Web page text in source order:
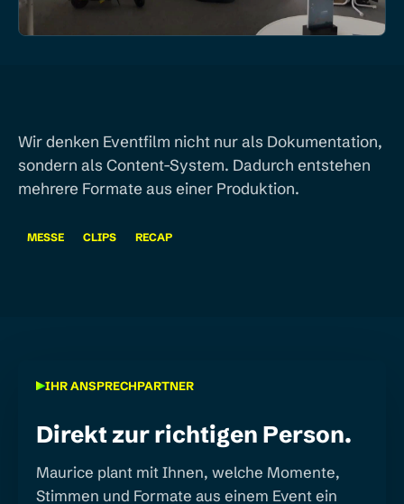
Wir denken Eventfilm nicht nur als Dokumentation,
sondern als Content-System. Dadurch entstehen
mehrere Formate aus einer Produktion.
MESSE CLIPS RECAP
IHR ANSPRECHPARTNER
Direkt zur richtigen Person.
Maurice plant mit Ihnen, welche Momente,
Stimmen und Formate aus einem Event ein